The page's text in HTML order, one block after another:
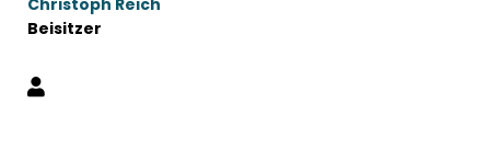
Christoph Reich
Beisitzer